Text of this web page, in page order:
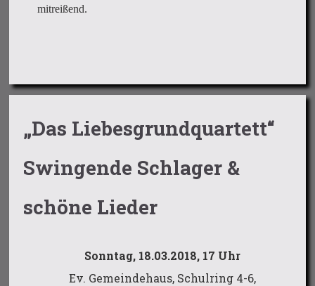
mitreißend.
„Das Liebesgrundquartett“
Swingende Schlager &
schöne Lieder
Sonntag, 18.03.2018, 17 Uhr
Ev. Gemeindehaus, Schulring 4-6,